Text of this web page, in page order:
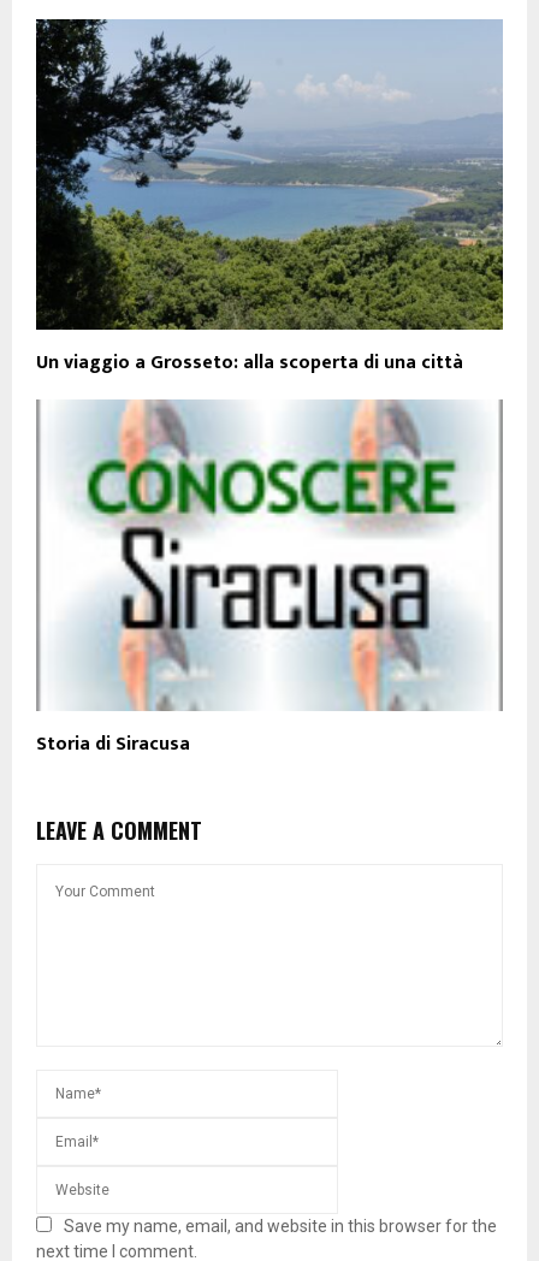
Un viaggio a Grosseto: alla scoperta di una città
Storia di Siracusa
LEAVE A COMMENT
Save my name, email, and website in this browser for the
next time I comment.